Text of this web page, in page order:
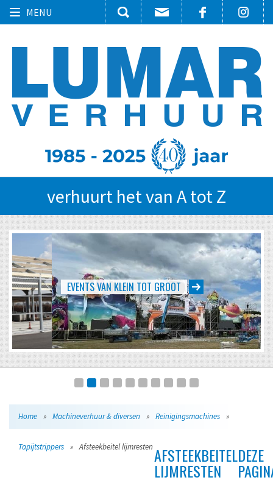
Toggle
MENU
verhuurt het van A tot Z
EVENTS VAN KLEIN TOT GROOT
Home » Machineverhuur & diversen » Reinigingsmachines »
Tapijtstrippers » Afsteekbeitel lijmrestenAFSTEEKBEITEL
LIJMRESTEN
DEZE